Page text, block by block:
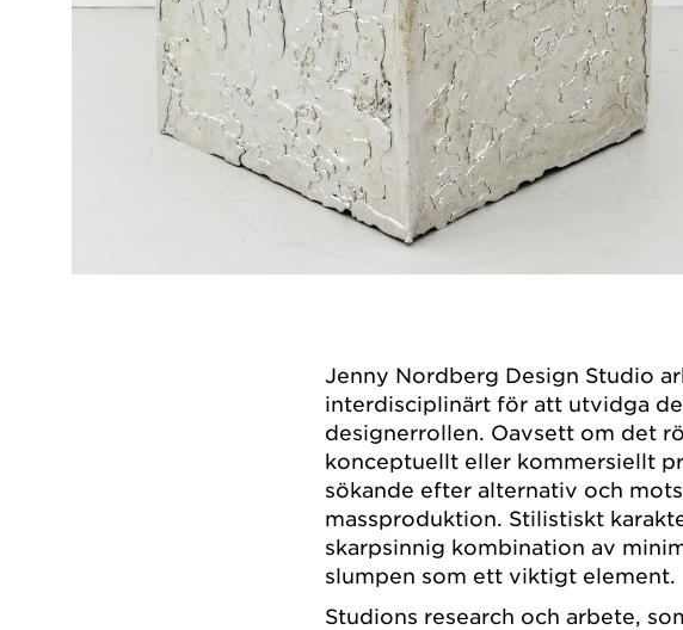
Jenny Nordberg Design Studio
interdisciplinärt för att utvidga
designerrollen. Oavsett om det
konceptuellt eller kommersiellt
sökande efter alternativ och
massproduktion. Stilistiskt
skarpsinnig kombination av
slumpen som ett viktigt element.
Studions research och arbete,